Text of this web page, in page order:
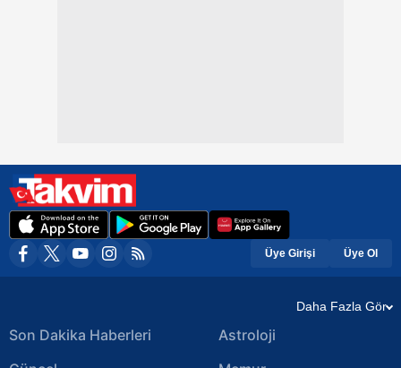
Üye Girişi Üye Ol
Daha Fazla Gör
Son Dakika Haberleri
Astroloji